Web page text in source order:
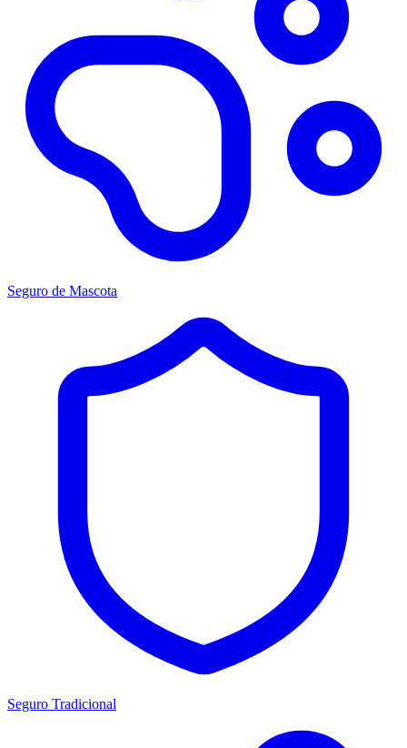
Seguro de Mascota
Seguro Tradicional